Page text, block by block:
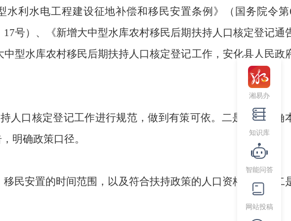
利水电工程建设征地补偿和移民安置条例》（国务院令第
17号）、《新增大中型水库农村移民后期扶持人口核定登记通
型水库农村移民后期扶持人口核定登记工作，安化县人民政
人口核定登记工作进行规范，做到有策可依。二是旨在明确
明确政策口径。
民安置的时间范围，以及符合扶持政策的人口资格条件；二
湘易办
知识库
智能问答
网站投稿